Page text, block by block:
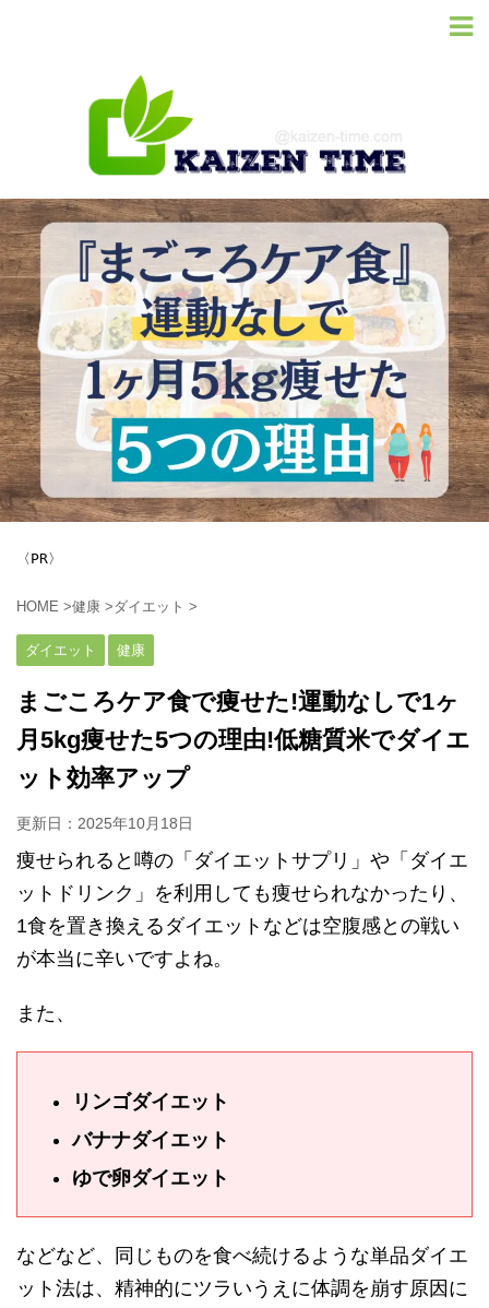
〈PR〉
HOME >健康 >ダイエット >
ダイエット 健康
まごころケア食で痩せた!運動なしで1ヶ
月5kg痩せた5つの理由!低糖質米でダイエ
ット効率アップ
更新日： 2025年10月18日
痩せられると噂の「ダイエットサプリ」や「ダイエ
ットドリンク」を利用しても痩せられなかったり、
1食を置き換えるダイエットなどは空腹感との戦い
が本当に辛いですよね。
また、
リンゴダイエット
バナナダイエット
ゆで卵ダイエット
などなど、同じものを食べ続けるような単品ダイエ
ット法は、精神的にツラいうえに体調を崩す原因に